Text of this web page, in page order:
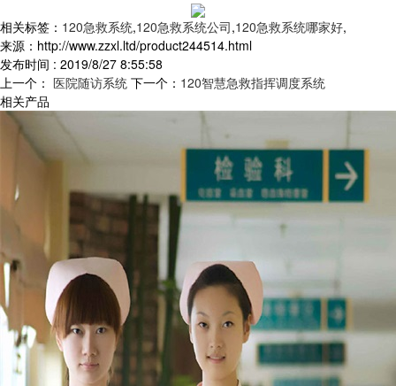
相关标签： 120急救系统,120急救系统公司,120急救系统哪家好,
来源：http://www.zzxl.ltd/product244514.html
发布时间 : 2019/8/27 8:55:58
上一个： 医院随访系统 下一个： 120智慧急救指挥调度系统
相关产品